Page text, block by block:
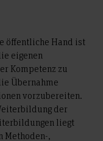
öffentliche Hand ist
eigenen
Kompetenz zu
Übernahme
vorzubereiten.
der
liegt
Methoden-,